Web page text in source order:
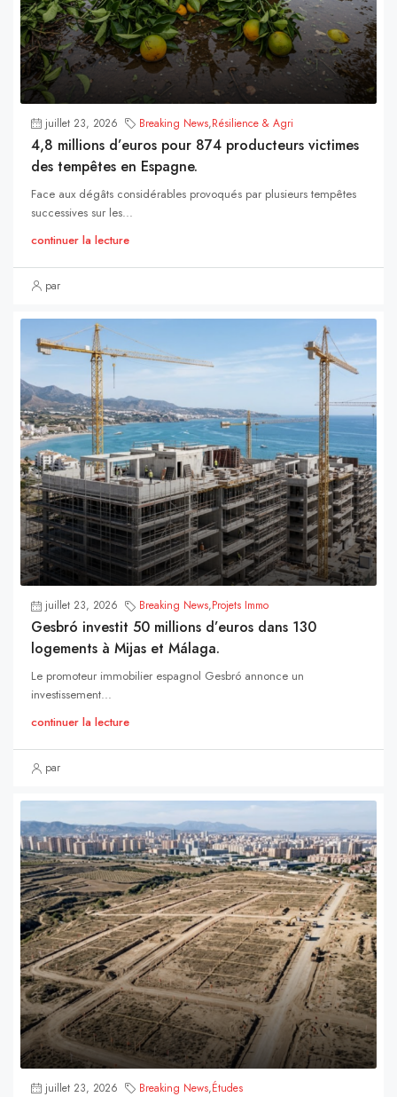
juillet 23, 2026 Breaking News,Résilience & Agri
4,8 millions d’euros pour 874 producteurs victimes
des tempêtes en Espagne.
Face aux dégâts considérables provoqués par plusieurs tempêtes
successives sur les...
continuer la lecture
par
juillet 23, 2026 Breaking News,Projets Immo
Gesbró investit 50 millions d’euros dans 130
logements à Mijas et Málaga.
Le promoteur immobilier espagnol Gesbró annonce un
investissement...
continuer la lecture
par
juillet 23, 2026 Breaking News,Études